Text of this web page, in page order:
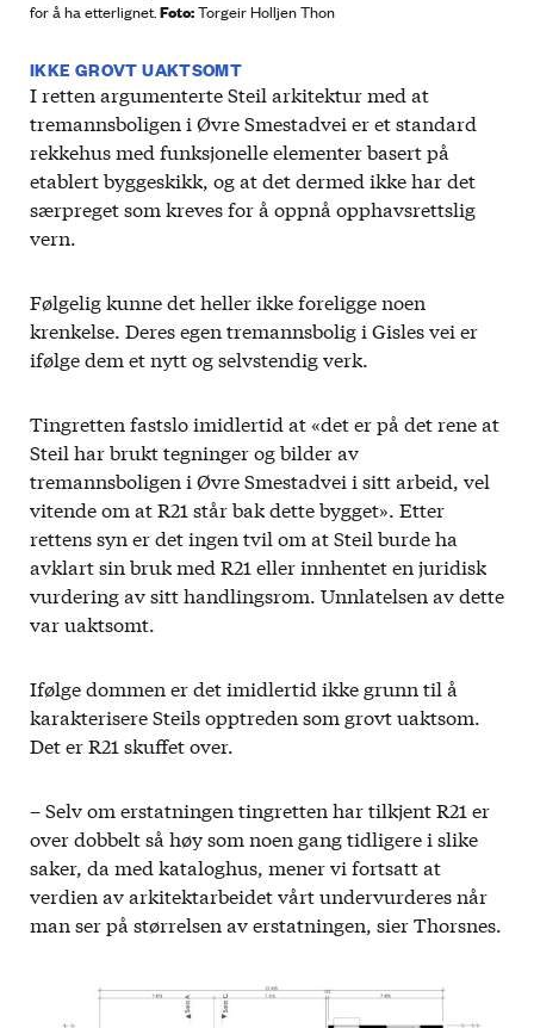
for å ha etterlignet. Foto:Torgeir Holljen Thon
IKKE GROVT UAKTSOMT
I retten argumenterte Steil arkitektur med at
tremannsboligen i Øvre Smestadvei er et standard
rekkehus med funksjonelle elementer basert på
etablert byggeskikk, og at det dermed ikke har det
særpreget som kreves for å oppnå opphavsrettslig
vern.
Følgelig kunne det heller ikke foreligge noen
krenkelse. Deres egen tremannsbolig i Gisles vei er
ifølge dem et nytt og selvstendig verk.
Tingretten fastslo imidlertid at «det er på det rene at
Steil har brukt tegninger og bilder av
tremannsboligen i Øvre Smestadvei i sitt arbeid, vel
vitende om at R21 står bak dette bygget». Etter
rettens syn er det ingen tvil om at Steil burde ha
avklart sin bruk med R21 eller innhentet en juridisk
vurdering av sitt handlingsrom. Unnlatelsen av dette
var uaktsomt.
Ifølge dommen er det imidlertid ikke grunn til å
karakterisere Steils opptreden som grovt uaktsom.
Det er R21 skuffet over.
– Selv om erstatningen tingretten har tilkjent R21 er
over dobbelt så høy som noen gang tidligere i slike
saker, da med kataloghus, mener vi fortsatt at
verdien av arkitektarbeidet vårt undervurderes når
man ser på størrelsen av erstatningen, sier Thorsnes.